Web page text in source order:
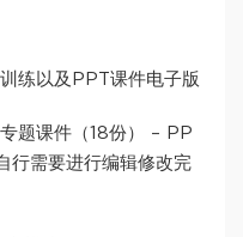
练以及PPT课件电子版
题课件（18份） – PP
行需要进行编辑修改完